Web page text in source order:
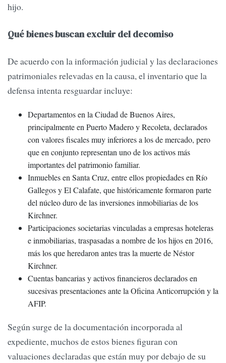
hijo.
Qué bienes buscan excluir del decomiso
De acuerdo con la información judicial y las declaraciones
patrimoniales relevadas en la causa, el inventario que la
defensa intenta resguardar incluye:
Departamentos en la Ciudad de Buenos Aires,
principalmente en Puerto Madero y Recoleta, declarados
con valores fiscales muy inferiores a los de mercado, pero
que en conjunto representan uno de los activos más
importantes del patrimonio familiar.
Inmuebles en Santa Cruz, entre ellos propiedades en Río
Gallegos y El Calafate, que históricamente formaron parte
del núcleo duro de las inversiones inmobiliarias de los
Kirchner.
Participaciones societarias vinculadas a empresas hoteleras
e inmobiliarias, traspasadas a nombre de los hijos en 2016,
más los que heredaron antes tras la muerte de Néstor
Kirchner.
Cuentas bancarias y activos financieros declarados en
sucesivas presentaciones ante la Oficina Anticorrupción y la
AFIP.
Según surge de la documentación incorporada al
expediente, muchos de estos bienes figuran con
valuaciones declaradas que están muy por debajo de su